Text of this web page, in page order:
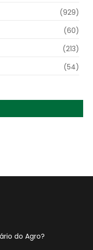
(929)
(60)
(213)
(54)
do Agro?